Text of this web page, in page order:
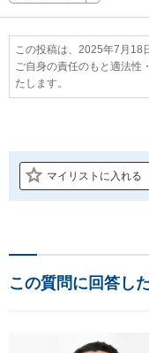
この投稿は、2025年7月18
ご自身の責任のもと適法性
たします。
マイリストに入れる
この質問に回答し